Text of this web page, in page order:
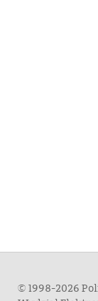
© 1998-2026